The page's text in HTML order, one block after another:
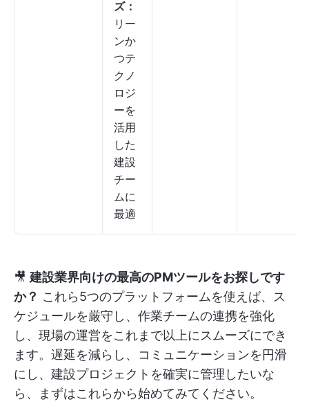
ズ：
リー
ンか
つテ
クノ
ロジ
ーを
活用
した
建設
チー
ムに
最適
🎥 建設業界向けの最高のPMツールをお探しです
か？ これら5つのプラットフォームを使えば、ス
ケジュールを厳守し、作業チームの連携を強化
し、現場の運営をこれまで以上にスムーズにでき
ます。遅延を減らし、コミュニケーションを円滑
にし、建設プロジェクトを確実に管理したいな
ら、まずはこれらから始めてみてください。